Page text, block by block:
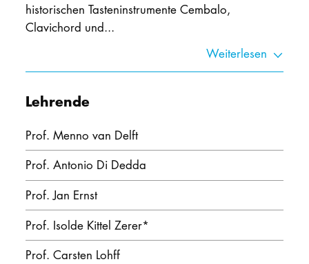
historischen Tasteninstrumente Cembalo,
Clavichord und...
Weiterlesen
Lehrende
Prof. Menno van Delft
Prof. Antonio Di Dedda
Prof. Jan Ernst
Prof. Isolde Kittel Zerer*
Prof. Carsten Lohff